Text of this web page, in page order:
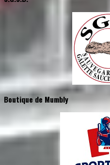
Boutique de Mumbly